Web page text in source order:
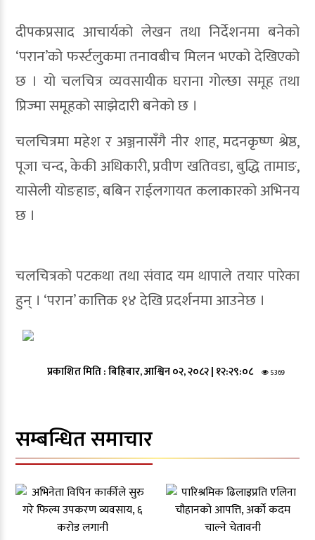
दीपकप्रसाद आचार्यको लेखन तथा निर्देशनमा बनेको
‘परान’को फर्स्टलुकमा तनावबीच मिलन भएको देखिएको
छ । यो चलचित्र व्यवसायीक घराना गोल्छा समूह तथा
प्रिज्मा समूहको साझेदारी बनेको छ ।
चलचित्रमा महेश र अञ्जनासँगै नीर शाह, मदनकृष्ण श्रेष्ठ,
पूजा चन्द, केकी अधिकारी, प्रवीण खतिवडा, बुद्धि तामाङ,
यासेली योङहाङ, बबिन राईलगायत कलाकारको अभिनय
छ ।
चलचित्रको पटकथा तथा संवाद यम थापाले तयार पारेका
हुन् । ‘परान’ कात्तिक १४ देखि प्रदर्शनमा आउनेछ ।
प्रकाशित मिति :बिहिबार, आश्विन ०२, २०८२| १२:२९:०८ 5369
सम्बन्धित समाचार